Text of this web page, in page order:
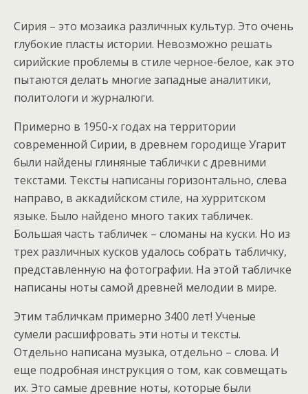
Сирия – это мозаика различных культур. Это очень
глубокие пласты истории. Невозможно решать
сирийские проблемы в стиле черное-белое, как это
пытаются делать многие западные аналитики,
политологи и журналюги.
Примерно в 1950-х годах на территории
современной Сирии, в древнем городище Угарит
были найдены глиняные таблички с древними
текстами. Тексты написаны горизонтально, слева
направо, в аккадийском стиле, на хурритском
языке. Было найдено много таких табличек.
Большая часть табличек – сломаны на куски. Но из
трех различных кусков удалось собрать табличку,
представленную на фотографии. На этой табличке
написаны ноты самой древней мелодии в мире.
Этим табличкам примерно 3400 лет! Ученые
сумели расшифровать эти ноты и тексты.
Отдельно написана музыка, отдельно – слова. И
еще подробная инструкция о том, как совмещать
их. Это самые древние ноты, которые были